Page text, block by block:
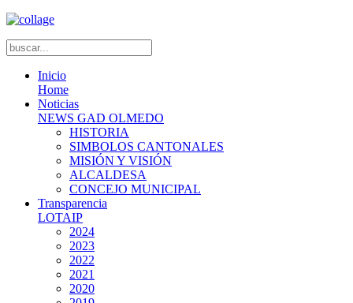
Inicio
Home
Noticias
NEWS GAD OLMEDO
HISTORIA
SIMBOLOS CANTONALES
MISIÓN Y VISIÓN
ALCALDESA
CONCEJO MUNICIPAL
Transparencia
LOTAIP
2024
2023
2022
2021
2020